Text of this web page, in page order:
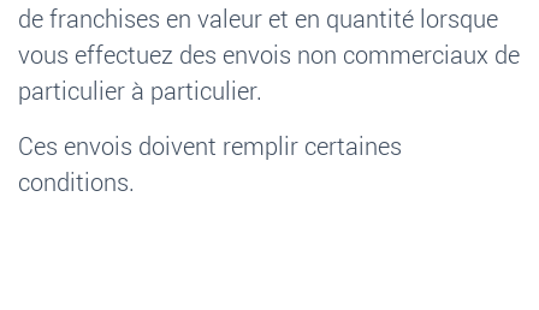
de franchises en valeur et en quantité lorsque
vous effectuez des envois non commerciaux de
particulier à particulier.
Ces envois doivent remplir certaines
conditions.